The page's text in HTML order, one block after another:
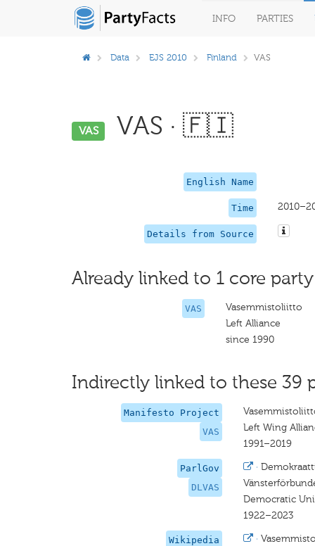
INFO PARTIES
Data EJS 2010 Finland VAS
VAS VAS · 🇫🇮
English Name
Time
Details from Source
Already linked to 1 core party
VAS
Vasemmistoliitto
Left Alliance
since 1990
Indirectly linked to these 39
Manifesto Project
VAS
Left Wing
1991–2019
ParlGov
DLVAS
·
Democratic
1922–2023
Wikipedia
·